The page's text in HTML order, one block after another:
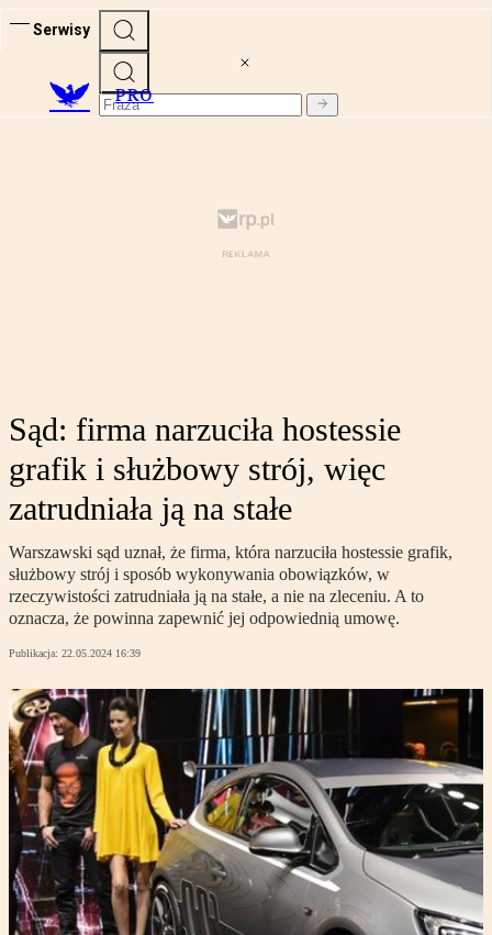
Serwisy
PRO
Sąd: firma narzuciła hostessie
grafik i służbowy strój, więc
zatrudniała ją na stałe
Warszawski sąd uznał, że firma, która narzuciła hostessie grafik,
służbowy strój i sposób wykonywania obowiązków, w
rzeczywistości zatrudniała ją na stałe, a nie na zleceniu. A to
oznacza, że powinna zapewnić jej odpowiednią umowę.
Publikacja: 22.05.2024 16:39